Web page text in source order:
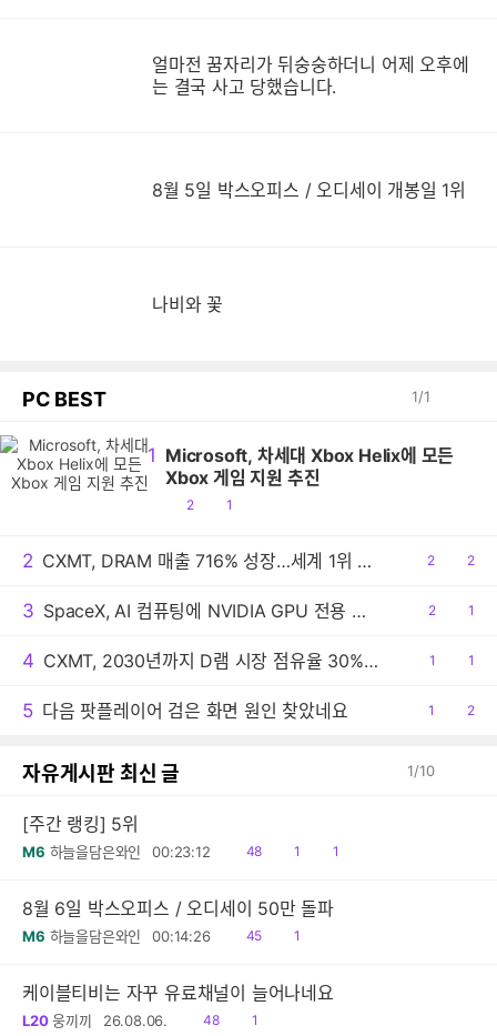
얼마전 꿈자리가 뒤숭숭하더니 어제 오후에
는 결국 사고 당했습니다.
8월 5일 박스오피스 / 오디세이 개봉일 1위
나비와 꽃
PC BEST 1/1
1 Microsoft, 차세대 Xbox Helix에 모든
Xbox 게임 지원 추진
공
2
댓1
2 CXMT, DRAM 매출 716% 성장…세계 1위 기록
공
2
댓
2
3 SpaceX, AI 컴퓨팅에 NVIDIA GPU 전용 사용
공
2
댓1
4 CXMT, 2030년까지 D램 시장 점유율 30% 목표
공1
댓1
5 다음 팟플레이어 검은 화면 원인 찾았네요
공1
댓
2
자유게시판 최신 글 1/10
[주간 랭킹] 5위
M6 하늘을담은와인 00:23:12
읽
48
공1
댓1
8월 6일 박스오피스 / 오디세이 50만 돌파
M6 하늘을담은와인 00:14:26
읽
45
공1
케이블티비는 자꾸 유료채널이 늘어나네요
L20 웅끼끼 26.08.06.
읽
48
공1